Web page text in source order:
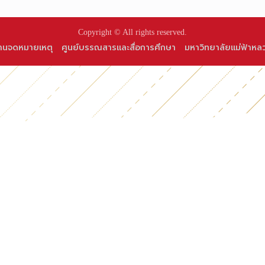
Copyright © All rights reserved.
นจดหมายเหตุ ศูนย์บรรณสารและสื่อการศึกษา มหาวิทยาลัยแม่ฟ้าหล